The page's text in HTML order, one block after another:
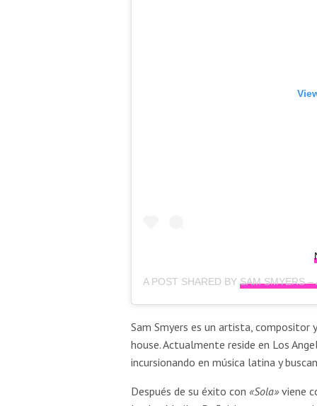
A POST SHARED BYSAM SMYERS –
Sam Smyers es un artista, compositor
house. Actualmente reside en Los
incursionando en música latina y
Después de su éxito con «Sola»viene